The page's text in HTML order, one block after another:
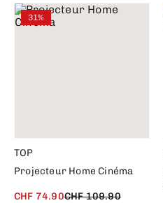
31%
TOP
Projecteur Home Cinéma
CHF 74.90CHF 109.90